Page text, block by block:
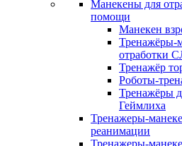
Манекены для
помощи
Манекен
Тренажёры-
отработки
Тренажёр
Роботы-
Тренажёры
Геймлиха
Тренажеры-
реанимации
Тренажеры-